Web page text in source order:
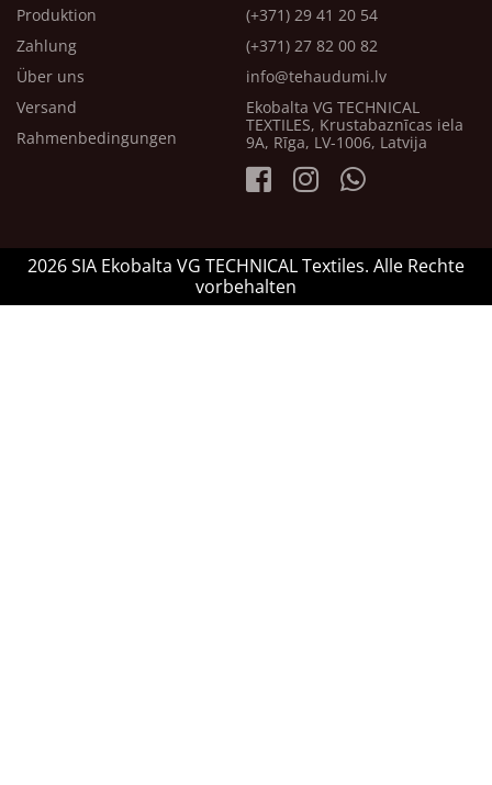
Produktion
Zahlung
Über uns
Versand
Rahmenbedingungen
(+371) 29 41 20 54
(+371) 27 82 00 82
info@tehaudumi.lv
Ekobalta VG TECHNICAL
TEXTILES, Krustabaznīcas iela
9A, Rīga, LV-1006, Latvija
2026 SIA Ekobalta VG TECHNICAL Textiles. Alle Rechte
vorbehalten